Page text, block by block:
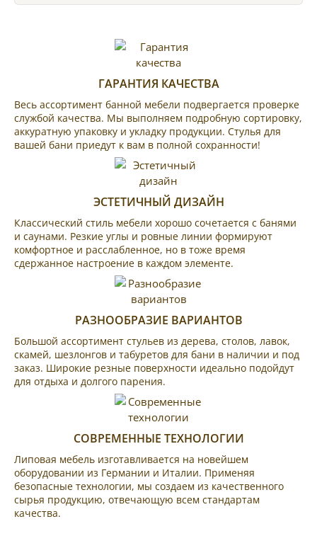
ГАРАНТИЯ КАЧЕСТВА
Весь ассортимент банной мебели подвергается проверке
службой качества. Мы выполняем подробную сортировку,
аккуратную упаковку и укладку продукции. Стулья для
вашей бани приедут к вам в полной сохранности!
ЭСТЕТИЧНЫЙ ДИЗАЙН
Классический стиль мебели хорошо сочетается с банями
и саунами. Резкие углы и ровные линии формируют
комфортное и расслабленное, но в тоже время
сдержанное настроение в каждом элементе.
РАЗНООБРАЗИЕ ВАРИАНТОВ
Большой ассортимент стульев из дерева, столов, лавок,
скамей, шезлонгов и табуретов для бани в наличии и под
заказ. Широкие резные поверхности идеально подойдут
для отдыха и долгого парения.
СОВРЕМЕННЫЕ ТЕХНОЛОГИИ
Липовая мебель изготавливается на новейшем
оборудовании из Германии и Италии. Применяя
безопасные технологии, мы создаем из качественного
сырья продукцию, отвечающую всем стандартам
качества.